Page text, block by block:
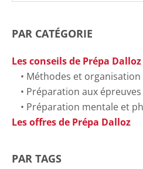
PAR CATÉGORIE
Les conseils de Prépa Dalloz
Méthodes et organisation
Préparation aux épreuves
Préparation mentale et
Les offres de Prépa Dalloz
PAR TAGS